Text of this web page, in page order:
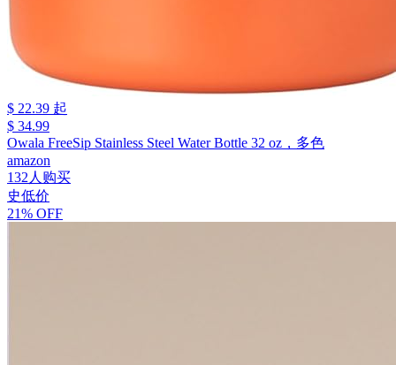
$ 22.39 起
$ 34.99
Owala FreeSip Stainless Steel Water Bottle 32 oz，多色
amazon
132人购买
史低价
21% OFF